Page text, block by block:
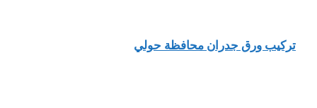
تركيب ورق جدران محافظة حولي